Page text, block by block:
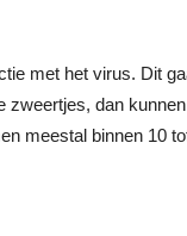
met het virus. Dit
zweertjes, dan
meestal binnen 10